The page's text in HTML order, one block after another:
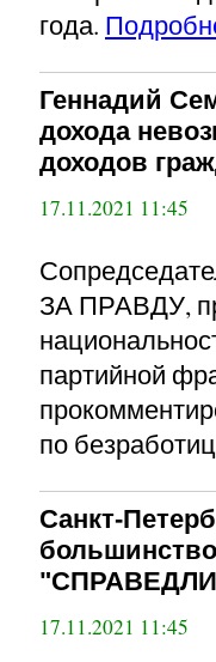
года.
Геннадий
дохода
доходов
17.11.2021 11:45
ЗА ПРАВДУ,
партийной
по
Санкт-
17.11.2021 11:45